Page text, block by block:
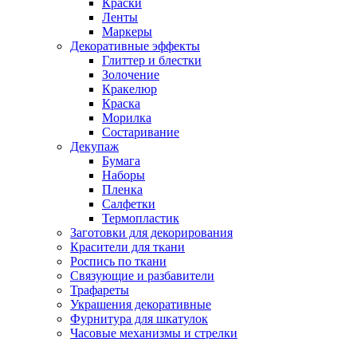
Краски
Ленты
Маркеры
Декоративные эффекты
Глиттер и блестки
Золочение
Кракелюр
Краска
Морилка
Состаривание
Декупаж
Бумага
Наборы
Пленка
Салфетки
Термопластик
Заготовки для декорирования
Красители для ткани
Роспись по ткани
Связующие и разбавители
Трафареты
Украшения декоративные
Фурнитура для шкатулок
Часовые механизмы и стрелки